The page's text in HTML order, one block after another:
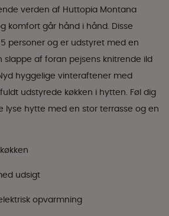
verden af Huttopia Montana
komfort går hånd i hånd. Disse
personer og er udstyret med en
af foran pejsens knitrende ild
hyggelige vinteraftener med
udstyrede køkken i hytten. Føl dig
lyse hytte med en stor terrasse og en
udsigt
opvarmning